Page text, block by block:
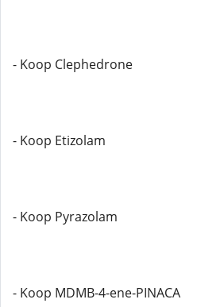
- Koop Clephedrone
- Koop Etizolam
- Koop Pyrazolam
- Koop MDMB-4-ene-PINACA